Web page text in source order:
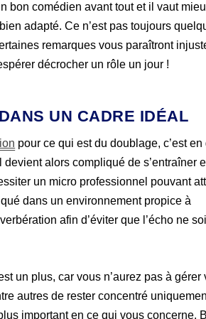
bon comédien avant tout et il vaut
adapté. Ce n’est pas toujours
remarques vous paraîtront
décrocher un rôle un jour !
UN CADRE IDÉAL
pour ce qui est du doublage, c’est en
alors compliqué de s’entraîner
un micro professionnel pouvant
dans un environnement propice à
afin d’éviter que l’écho ne
un plus, car vous n’aurez pas à gérer
autres de rester concentré
important en ce qui vous concerne.